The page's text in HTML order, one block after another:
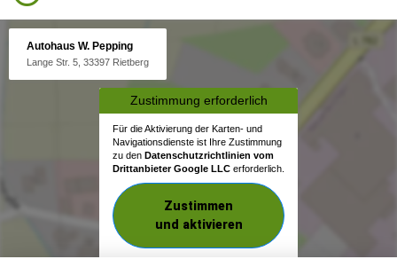
Autohaus W. Pepping
Lange Str. 5, 33397 Rietberg
Zustimmung erforderlich
Für die Aktivierung der Karten- und
Navigationsdienste ist Ihre Zustimmung
zu den Datenschutzrichtlinien vom
Drittanbieter Google LLC erforderlich.
Zustimmen
und aktivieren